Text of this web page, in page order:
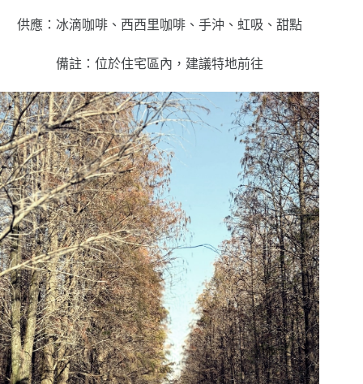
供應：冰滴咖啡、西西里咖啡、手沖、虹吸、甜點
備註：位於住宅區內，建議特地前往